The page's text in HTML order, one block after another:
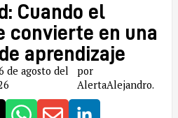
Cuando el
convierte en una
aprendizaje
de agosto del
por
AlertaAlejandro.